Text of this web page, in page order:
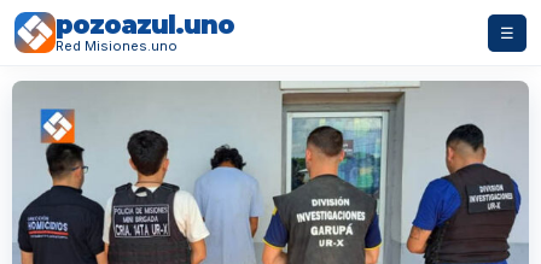
pozoazul.uno
Red Misiones.uno
☰